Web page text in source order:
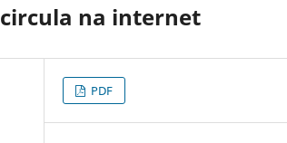
na internet
PDF